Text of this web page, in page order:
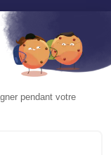
newsletters